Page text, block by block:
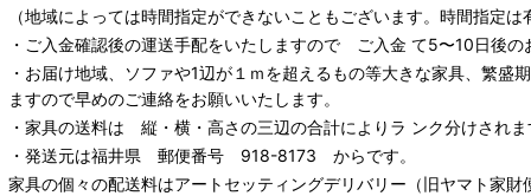
（地域によっては時間指定ができないこともございます。時間指定
・ご入金確認後の運送手配をいたしますので ご入金 て5〜10日後の
・お届け地域、ソファや1辺が１ｍを超えるもの等大きな家具、繁
ますので早めのご連絡をお願いいたします。
・家具の送料は 縦・横・高さの三辺の合計によりラ ンク分けされま
・発送元は福井県 郵便番号 918-8173 からです。
家具の個々の配送料はアートセッティングデリバリー （旧ヤマト家財